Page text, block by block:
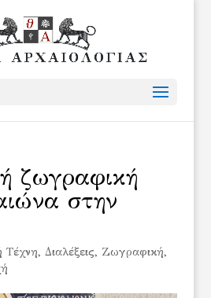
ζωγραφική
στην
Τέχνη, Διαλέξεις, Ζωγραφική,